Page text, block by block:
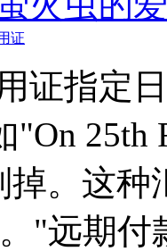
证
证指定
"On 25th
掉。这
"远期付